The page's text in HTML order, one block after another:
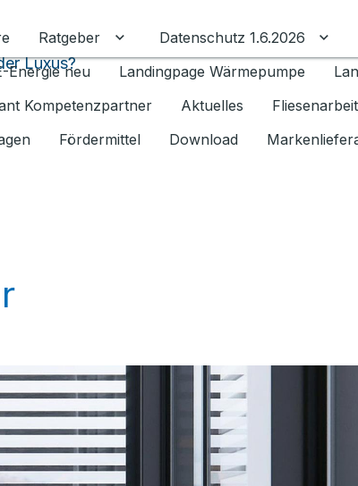
Ratgeber Untermenü für Ratgeber
Datenschutz 1.6.2026
Energie neu Landingpage Wärmepumpe
Kompetenzpartner
Aktuelles
Fördermittel Download
Luxus?